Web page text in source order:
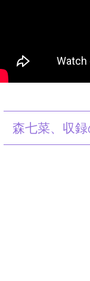
森七菜、収